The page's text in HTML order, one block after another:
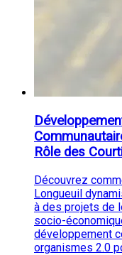
Rôle des
Découvrez
Longueuil
à des projets de
socio-
développement
organismes 2.0